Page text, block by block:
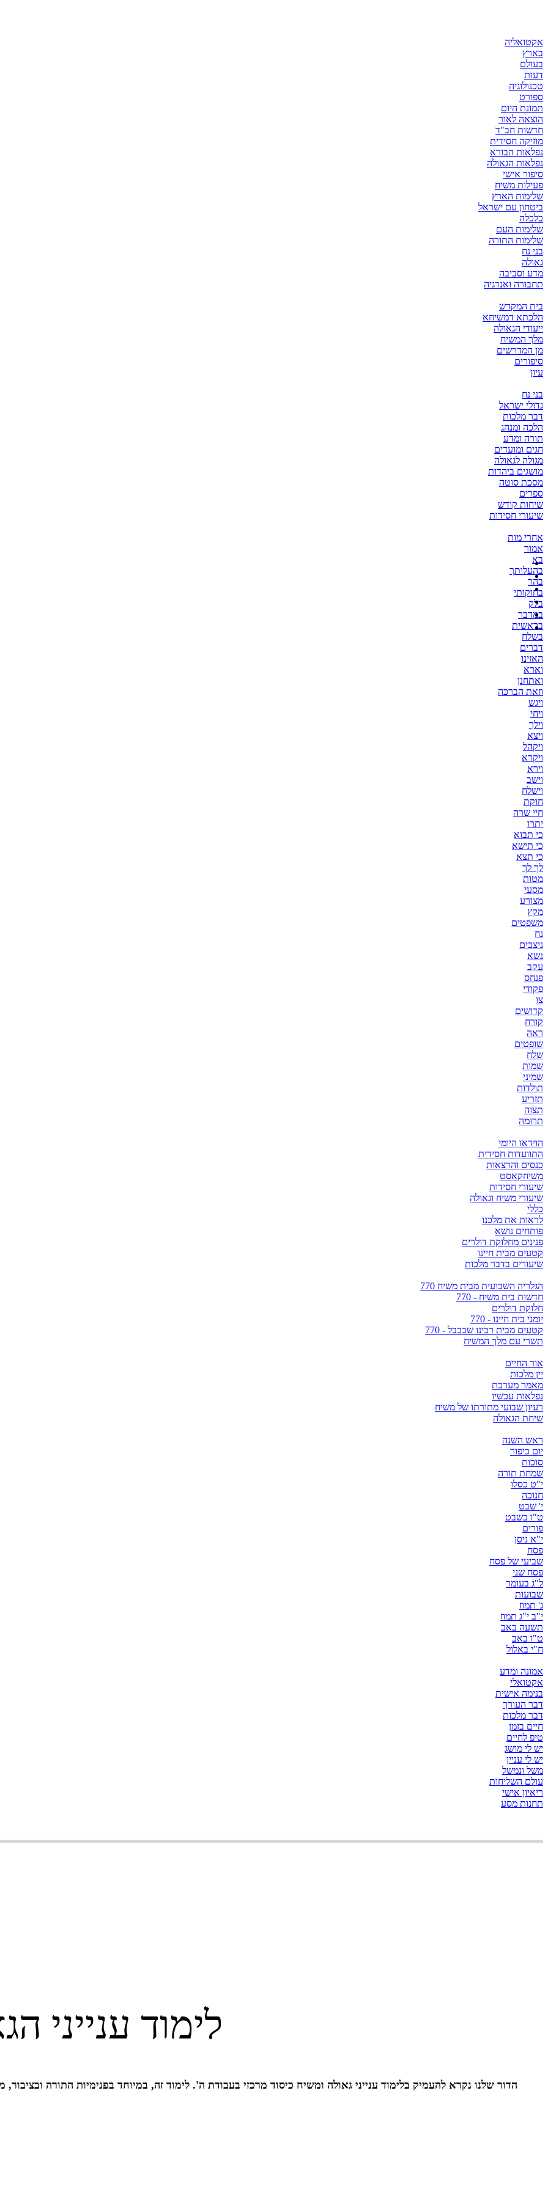
אקטואליה
בארץ
בעולם
דעות
טכנולוגיה
ספורט
תמונת היום
הוצאה לאור
חדשות חב"ד
מוזיקה חסידית
נפלאות הבורא
נפלאות הגאולה
סיפור אישי
פעילות משיח
שלימות הארץ
ביטחון עם ישראל
כלכלה
שלימות העם
שלימות התורה
בני נח
גאולה
מדע וסביבה
תחבורה ואנרגיה
בית המקדש
הלכתא דמשיחא
ייעודי הגאולה
מלך המשיח
מן המדרשים
סיפורים
עיון
בני נח
גדולי ישראל
דבר מלכות
הלכה ומנהג
תורה ומדע
חגים ומועדים
מגולה לגאולה
מושגים ביהדות
מסכת סוטה
ספרים
שיחות קודש
שיעורי חסידות
אחרי מות
אמור
בא
בהעלותך
בהר
בחוקותי
בלק
במדבר
בראשית
בשלח
דברים
האזינו
וארא
ואתחנן
וזאת הברכה
ויגש
ויחי
וילך
ויצא
ויקהל
ויקרא
וירא
וישב
וישלח
חוקת
חיי שרה
יתרו
כי תבוא
כי תישא
כי תצא
לך לך
מטות
מסעי
מצורע
מקץ
משפטים
נח
ניצבים
נשא
עקב
פנחס
פקודי
צו
קדושים
קורח
ראה
שופטים
שלח
שמות
שמיני
תולדות
תזריע
תצוה
תרומה
הוידאו היומי
התוועדות חסידית
כנסים והרצאות
משיחקאסט
שיעורי חסידות
שיעורי משיח וגאולה
כללי
לראות את מלכנו
פותחים נושא
פנינים מחלוקת דולרים
קטעים מבית חיינו
שיעורים בדבר מלכות
הגלריה השבועית מבית משיח 770
חדשות בית משיח - 770
חלוקת דולרים
יומני בית חיינו - 770
קטעים מבית רבינו שבבבל - 770
תשרי עם מלך המשיח
אור החיים
יין מלכות
מאמר מערכת
נפלאות עכשיו
רעיון שבועי מתורתו של משיח
שיחת הגאולה
ראש השנה
יום כיפור
סוכות
שמחת תורה
י"ט כסלו
חנוכה
י' שבט
ט"ו בשבט
פורים
י"א ניסן
פסח
שביעי של פסח
פסח שני
ל"ג בעומר
שבועות
ג' תמוז
י"ב י"ג תמוז
תשעה באב
ט"ו באב
ח"י באלול
אמונה ומדע
אקטואלי
בנימה אישית
דבר העורך
דבר מלכות
חיים בזמן
טיפ לחיים
יש לי מושג
יש לי עניין
משל ונמשל
עולם השליחות
ריאיון אישי
תחנות מסע
לימוד ענייני
הדור שלנו נקרא להעמיק בלימוד ענייני גאולה ומשיח כיסוד מרכזי בעבודת ה'. לימוד זה, במיוחד בפנימיות התורה ובציבור,